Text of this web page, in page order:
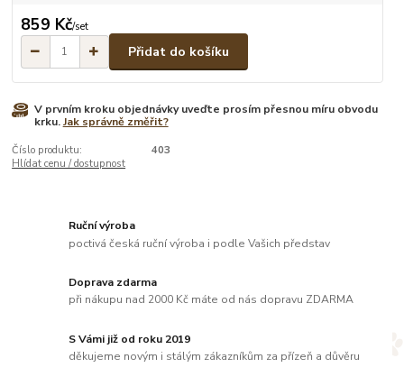
859 Kč/set
Přidat do košíku
V prvním kroku objednávky uveďte prosím přesnou míru obvodu
krku.Jak správně změřit?
Číslo produktu:
403
Hlídat cenu / dostupnost
Ruční výroba
poctivá česká ruční výroba i podle Vašich představ
Doprava zdarma
při nákupu nad 2000 Kč máte od nás dopravu ZDARMA
S Vámi již od roku 2019
děkujeme novým i stálým zákazníkům za přízeň a důvěru